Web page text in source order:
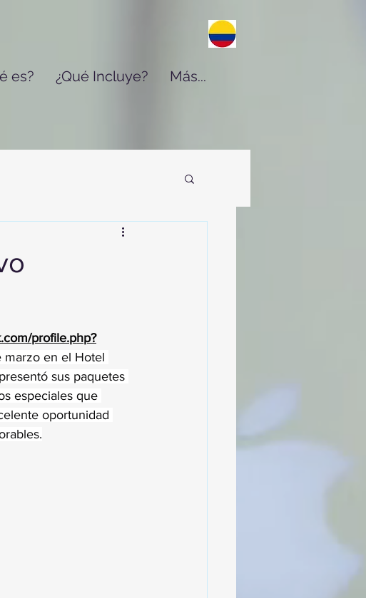
es? ¿Qué Incluye? Más...
profile.php?
marzo en el Hotel
sus paquetes
especiales que
oportunidad